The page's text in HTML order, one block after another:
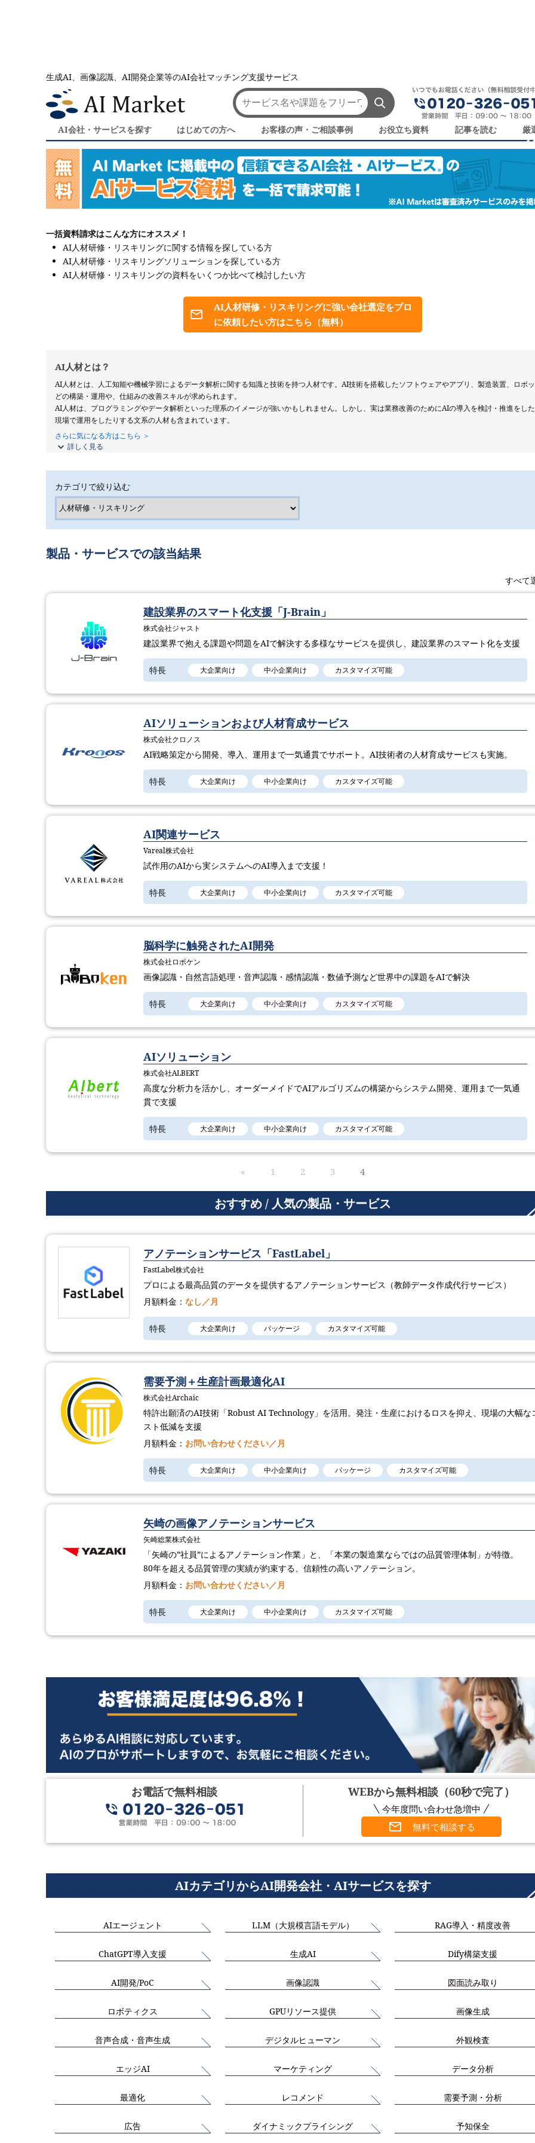
生成AI、画像認識、AI開発企業等のAI会社マッチング支援サービス
AI会社・サービスを探す はじめての方へ お客様の声・ご相談事例 お役立ち資料 記事を読む 厳
AI会社とのマッチングは AI Market 人材研修・リスキリング｜AI会社・AIサービス一覧
人材研修・リスキリング｜AI会社・AIサービス一覧
一括資料請求はこんな方にオススメ！
AI人材研修・リスキリングに関する情報を探している方
AI人材研修・リスキリングソリューションを探している方
AI人材研修・リスキリングの資料をいくつか比べて検討したい方
AI人材研修・リスキリングに強い会社選定をプロ
に依頼したい方はこちら（無料）
AI人材とは？
AI人材とは、人工知能や機械学習によるデータ解析に関する知識と技術を持つ人材です。AI技術を搭載したソフトウェアやアプリ、製造装置、ロボ
どの構築・運用や、仕組みの改善スキルが求められます。
AI人材は、プログラミングやデータ解析といった理系のイメージが強いかもしれません。しかし、実は業務改善のためにAIの導入を検討・推進をし
現場で運用をしたりする文系の人材も含まれています。
さらに気になる方はこちら ＞
詳しく見る
カテゴリで絞り込む
製品・サービスでの該当結果
すべて
建設業界のスマート化支援「J-Brain」
株式会社ジャスト
建設業界で抱える課題や問題をAIで解決する多様なサービスを提供し、建設業界のスマート化を支援
特長 大企業向け 中小企業向け カスタマイズ可能
AIソリューションおよび人材育成サービス
株式会社クロノス
AI戦略策定から開発、導入、運用まで一気通貫でサポート。AI技術者の人材育成サービスも実施。
特長 大企業向け 中小企業向け カスタマイズ可能
AI関連サービス
Vareal株式会社
試作用のAIから実システムへのAI導入まで支援！
特長 大企業向け 中小企業向け カスタマイズ可能
脳科学に触発されたAI開発
株式会社ロボケン
画像認識・自然言語処理・音声認識・感情認識・数値予測など世界中の課題をAIで解決
特長 大企業向け 中小企業向け カスタマイズ可能
AIソリューション
株式会社ALBERT
高度な分析力を活かし、オーダーメイドでAIアルゴリズムの構築からシステム開発、運用まで一気通
貫で支援
特長 大企業向け 中小企業向け カスタマイズ可能
« 1 2 3 4
おすすめ / 人気の製品・サービス
アノテーションサービス「FastLabel」
FastLabel株式会社
プロによる最高品質のデータを提供するアノテーションサービス（教師データ作成代行サービス）
月額料金： なし／月
特長 大企業向け パッケージ カスタマイズ可能
需要予測＋生産計画最適化AI
株式会社Archaic
特許出願済のAI技術「Robust AI Technology​」を活用。発注・生産におけるロスを抑え、現場の大幅な
スト低減を支援
月額料金： お問い合わせください／月
特長 大企業向け 中小企業向け パッケージ カスタマイズ可能
矢崎の画像アノテーションサービス
矢崎総業株式会社
「矢崎の”社員”によるアノテーション作業」と、「本業の製造業ならではの品質管理体制」が特徴。
80年を超える品質管理の実績が約束する、信頼性の高いアノテーション。
月額料金： お問い合わせください／月
特長 大企業向け 中小企業向け カスタマイズ可能
お電話で無料相談 WEBから無料相談（60秒で完了）
今年度問い合わせ急増中
無料で相談する
AIカテゴリからAI開発会社・AIサービスを探す
AIエージェント LLM（大規模言語モデル） RAG導入・精度改善
ChatGPT導入支援 生成AI Dify構築支援
AI開発/PoC 画像認識 図面読み取り
ロボティクス GPUリソース提供 画像生成
音声合成・音声生成 デジタルヒューマン 外観検査
エッジAI マーケティング データ分析
最適化 レコメンド 需要予測・分析
広告 ダイナミックプライシング 予知保全